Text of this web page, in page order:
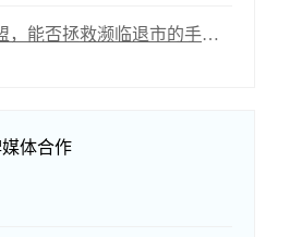
救濒临退市的手术机器人“独角兽”？
体合作